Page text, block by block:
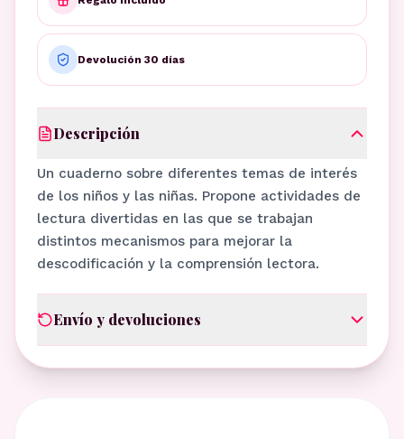
Devolución 30 días
Descripción
Un cuaderno sobre diferentes temas de interés
de los niños y las niñas. Propone actividades de
lectura divertidas en las que se trabajan
distintos mecanismos para mejorar la
descodificación y la comprensión lectora.
Envío y devoluciones